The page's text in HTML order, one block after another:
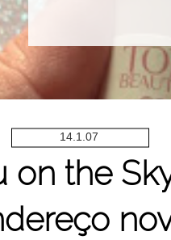
14.1.07
on the